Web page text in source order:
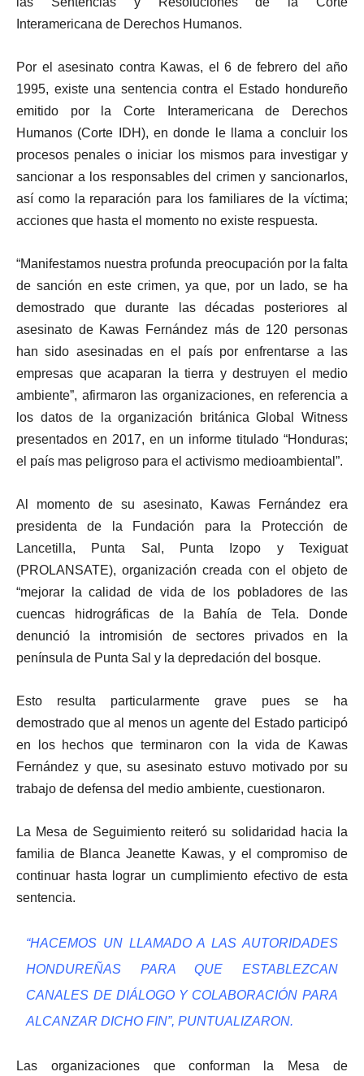
Interamericana de Derechos Humanos.
Por el asesinato contra Kawas, el 6 de febrero del año
1995, existe una sentencia contra el Estado hondureño
emitido por la Corte Interamericana de Derechos
Humanos (Corte IDH), en donde le llama a concluir los
procesos penales o iniciar los mismos para investigar y
sancionar a los responsables del crimen y sancionarlos,
así como la reparación para los familiares de la víctima;
acciones que hasta el momento no existe respuesta.
“Manifestamos nuestra profunda preocupación por la falta
de sanción en este crimen, ya que, por un lado, se ha
demostrado que durante las décadas posteriores al
asesinato de Kawas Fernández más de 120 personas
han sido asesinadas en el país por enfrentarse a las
empresas que acaparan la tierra y destruyen el medio
ambiente”, afirmaron las organizaciones, en referencia a
los datos de la organización británica Global Witness
presentados en 2017, en un informe titulado “Honduras;
el país mas peligroso para el activismo medioambiental”.
Al momento de su asesinato, Kawas Fernández era
presidenta de la Fundación para la Protección de
Lancetilla, Punta Sal, Punta Izopo y Texiguat
(PROLANSATE), organización creada con el objeto de
“mejorar la calidad de vida de los pobladores de las
cuencas hidrográficas de la Bahía de Tela. Donde
denunció la intromisión de sectores privados en la
península de Punta Sal y la depredación del bosque.
Esto resulta particularmente grave pues se ha
demostrado que al menos un agente del Estado participó
en los hechos que terminaron con la vida de Kawas
Fernández y que, su asesinato estuvo motivado por su
trabajo de defensa del medio ambiente, cuestionaron.
La Mesa de Seguimiento reiteró su solidaridad hacia la
familia de Blanca Jeanette Kawas, y el compromiso de
continuar hasta lograr un cumplimiento efectivo de esta
sentencia.
“HACEMOS UN LLAMADO A LAS AUTORIDADES
HONDUREÑAS PARA QUE ESTABLEZCAN
CANALES DE DIÁLOGO Y COLABORACIÓN PARA
ALCANZAR DICHO FIN”, PUNTUALIZARON.
Las organizaciones que conforman la Mesa de